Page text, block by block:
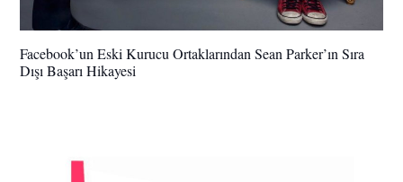
Facebook’un Eski Kurucu Ortaklarından Sean Parker’ın Sıra
Dışı Başarı Hikayesi